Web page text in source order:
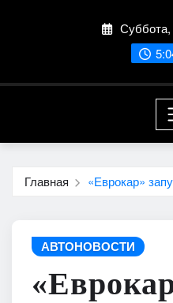
Суббота,
Главная «Еврокар»
АВТОНОВОСТИ